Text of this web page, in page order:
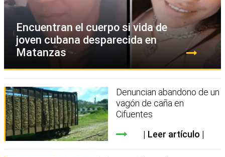
Encuentran el cuerpo si vida de
joven cubana desparecida en
Matanzas
Denuncian abandono de un
vagón de caña en
Cifuentes
Leer artículo